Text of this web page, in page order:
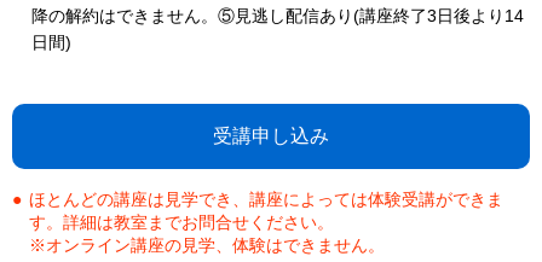
降の解約はできません。⑤見逃し配信あり(講座終了3日後より14
日間)
受講申し込み
ほとんどの講座は見学でき、講座によっては体験受講ができま
す。詳細は教室までお問合せください。
※オンライン講座の見学、体験はできません。